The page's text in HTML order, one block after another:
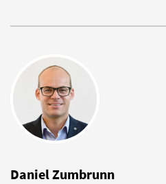
Daniel Zumbrunn